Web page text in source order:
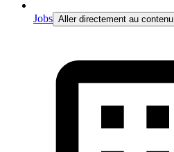
Jobs Aller directement au contenu